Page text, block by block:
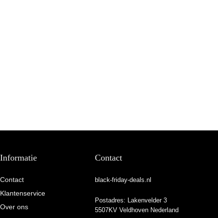
Informatie
Contact
Klantenservice
Over ons
Contact
black-friday-deals.nl
Postadres: Lakenvelder 3
5507KV Veldhoven Nederland